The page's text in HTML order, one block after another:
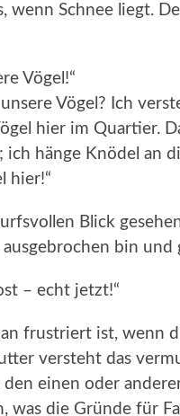
wenn Schnee liegt.
Vögel!“
Vögel? Ich
hier im Quartier.
hänge Knödel an
hier!“
Blick
bin und
– echt jetzt!“
frustriert ist,
versteht das
den einen oder
was die Gründe für